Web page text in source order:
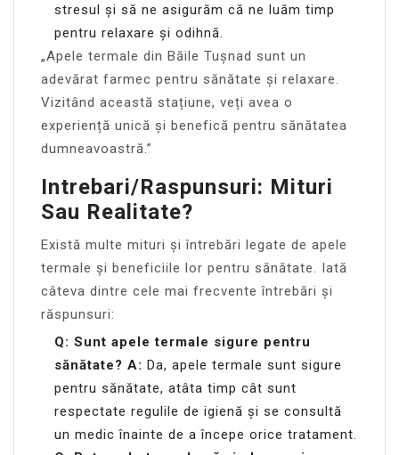
stresul și să ne asigurăm că ne luăm timp
pentru relaxare și odihnă.
„Apele termale din Băile Tușnad sunt un
adevărat farmec pentru sănătate și relaxare.
Vizitând această stațiune, veți avea o
experiență unică și benefică pentru sănătatea
dumneavoastră.”
Intrebari/Raspunsuri: Mituri
Sau Realitate?
Există multe mituri și întrebări legate de apele
termale și beneficiile lor pentru sănătate. Iată
câteva dintre cele mai frecvente întrebări și
răspunsuri:
Q: Sunt apele termale sigure pentru
sănătate? A: Da, apele termale sunt sigure
pentru sănătate, atâta timp cât sunt
respectate regulile de igienă și se consultă
un medic înainte de a începe orice tratament.